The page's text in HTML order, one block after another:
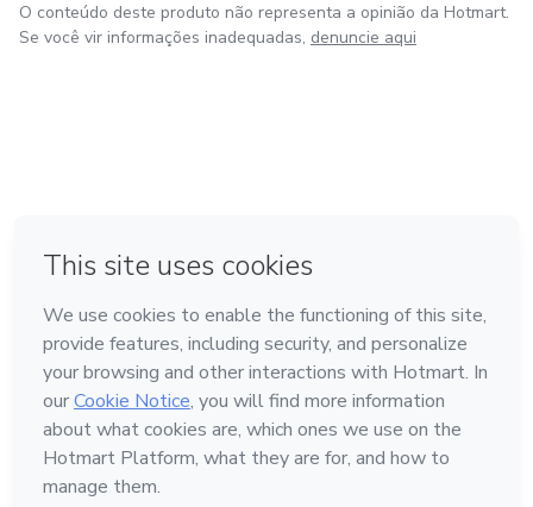
O conteúdo deste produto não representa a opinião da Hotmart.
Se você vir informações inadequadas, denuncie aqui
Feito com ❤ na Cidade do México
Conheça a Hotmart
Idioma
Português